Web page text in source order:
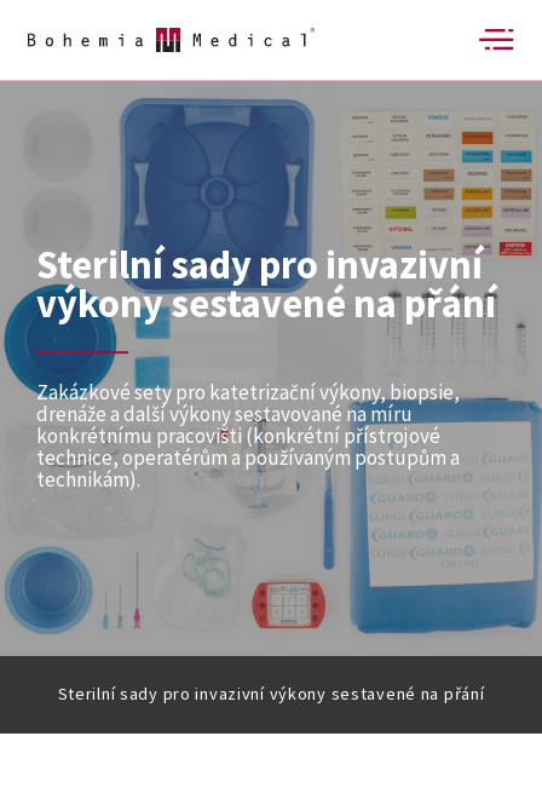
Sterilní sady pro invazivní
výkony sestavené na přání
Zakázkové sety pro katetrizační výkony, biopsie,
drenáže a další výkony sestavované na míru
konkrétnímu pracovišti (konkrétní přístrojové
technice, operatérům a používaným postupům a
technikám).
Sterilní sady pro invazivní výkony sestavené na přání